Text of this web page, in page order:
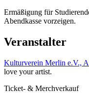
Ermäßigung für
Abendkasse vorzeigen.
Veranstalter
Kulturverein Merlin e.V.,
love your artist.
Ticket- & Merchverkauf